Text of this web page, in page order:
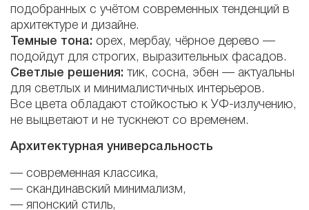
подобранных с учётом современных тенденций в
архитектуре и дизайне.
Темные тона: орех, мербау, чёрное дерево —
подойдут для строгих, выразительных фасадов.
Светлые решения: тик, сосна, эбен — актуальны
для светлых и минималистичных интерьеров.
Все цвета обладают стойкостью к УФ-излучению,
не выцветают и не тускнеют со временем.
Архитектурная универсальность
— современная классика,
— скандинавский минимализм,
— японский стиль,